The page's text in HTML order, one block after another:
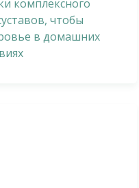
комплексного
чтобы
в домашних